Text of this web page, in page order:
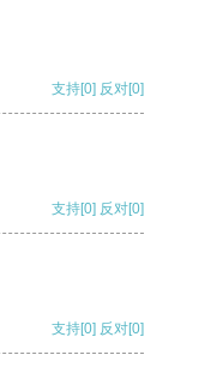
支持[0] 反对[0]
支持[0] 反对[0]
支持[0] 反对[0]